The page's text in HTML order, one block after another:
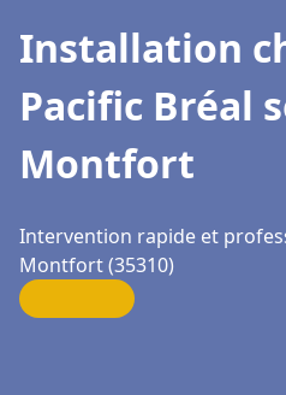
Installation
Pacific Bréal
Montfort
Intervention rapide et
Montfort (35310)